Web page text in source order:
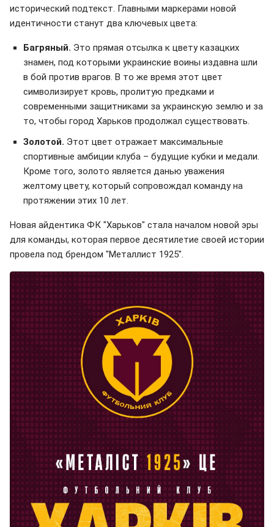
исторический подтекст. Главными маркерами новой
идентичности станут два ключевых цвета:
Багряный. Это прямая отсылка к цвету казацких
знамен, под которыми украинские воины издавна шли
в бой против врагов. В то же время этот цвет
символизирует кровь, пролитую предками и
современными защитниками за украинскую землю и за
то, чтобы город Харьков продолжал существовать.
Золотой. Этот цвет отражает максимальные
спортивные амбиции клуба – будущие кубки и медали.
Кроме того, золото является данью уважения
желтому цвету, который сопровождал команду на
протяжении этих 10 лет.
Новая айдентика ФК "Харьков" стала началом новой эры
для команды, которая первое десятилетие своей истории
провела под брендом "Металлист 1925".